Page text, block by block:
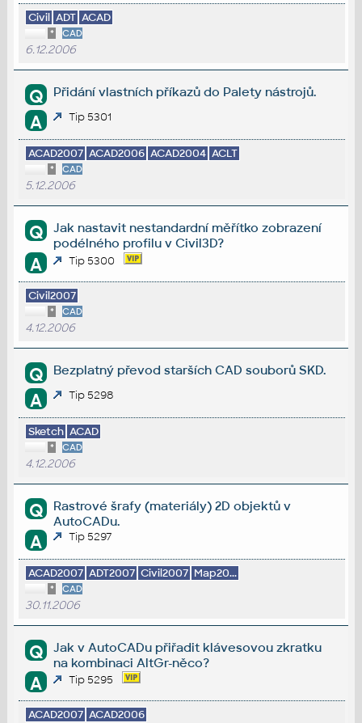
Civil ADT ACAD
* CAD
6.12.2006
Q Přidání vlastních příkazů do Palety nástrojů.
A Tip 5301
ACAD2007 ACAD2006 ACAD2004 ACLT
* CAD
5.12.2006
Q
Jak nastavit nestandardní měřítko zobrazení
podélného profilu v Civil3D?
A Tip 5300
Civil2007
* CAD
4.12.2006
Q Bezplatný převod starších CAD souborů SKD.
A Tip 5298
Sketch ACAD
* CAD
4.12.2006
Q
Rastrové šrafy (materiály) 2D objektů v
AutoCADu.
A Tip 5297
ACAD2007 ADT2007 Civil2007 Map20...
* CAD
30.11.2006
Q
Jak v AutoCADu přiřadit klávesovou zkratku
na kombinaci AltGr-něco?
A Tip 5295
ACAD2007 ACAD2006